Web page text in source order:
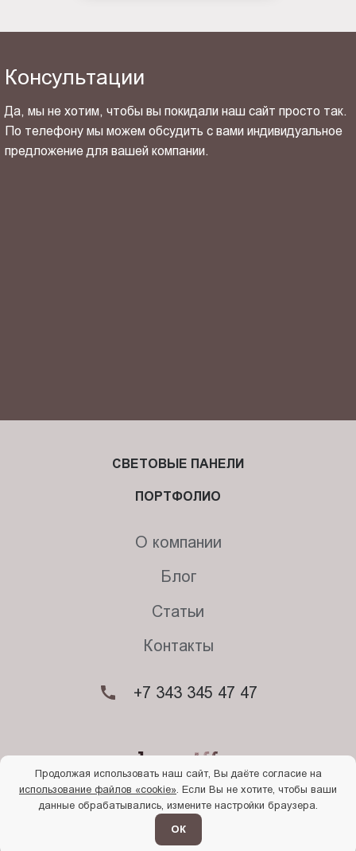
Консультации
Да, мы не хотим, чтобы вы покидали наш сайт просто так.
По телефону мы можем обсудить с вами индивидуальное
предложение для вашей компании.
ОТПРАВИТЬ СВОЙ КОНТАКТ
© 2026. Begriff
Политика конфиденциальности
СВЕТОВЫЕ ПАНЕЛИ
ПОРТФОЛИО
О компании
Блог
Статьи
Контакты
+7 343 345 47 47
Продолжая использовать наш сайт, Вы даёте согласие на
использование файлов «cookie» . Если Вы не хотите, чтобы ваши
данные обрабатывались, измените настройки браузера.
ОК